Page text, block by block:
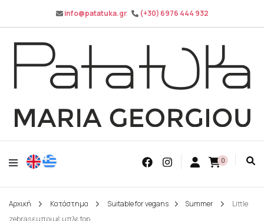
info@patatuka.gr (+30) 6976 444 932
Patatuka
Maria Georgiou
0
Αρχική Κατάστημα Suitable for vegans Summer
Little
zebras εμπριμέ μπλε top